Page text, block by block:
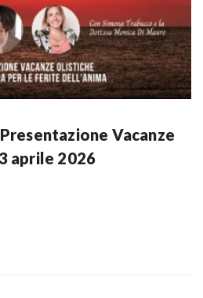
Vacanze
aprile 2026